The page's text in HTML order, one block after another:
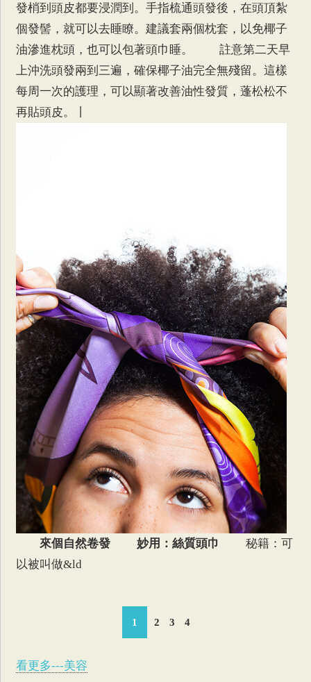
發梢到頭皮都要浸潤到。手指梳通頭發後，在頭頂紮
個發髻，就可以去睡瞭。建議套兩個枕套，以免椰子
油滲進枕頭，也可以包著頭巾睡。 註意第二天早
上沖洗頭發兩到三遍，確保椰子油完全無殘留。這樣
每周一次的護理，可以顯著改善油性發質，蓬松松不
再貼頭皮。丨
來個自然卷發 妙用：絲質頭巾
秘籍：可
以被叫做&ld
1 2 3 4
看更多---美容